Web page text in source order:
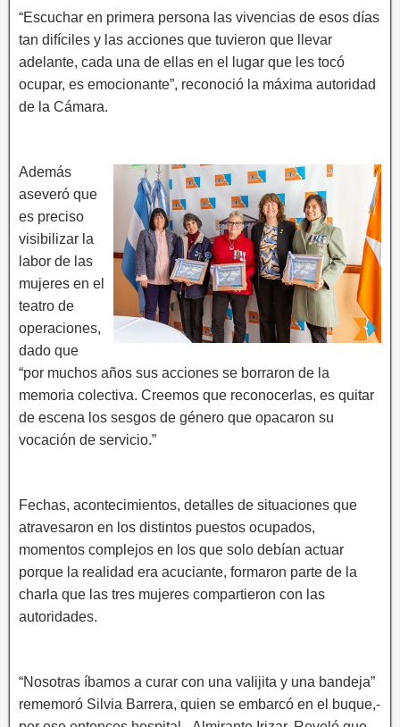
“Escuchar en primera persona las vivencias de esos días
tan difíciles y las acciones que tuvieron que llevar
adelante, cada una de ellas en el lugar que les tocó
ocupar, es emocionante”, reconoció la máxima autoridad
de la Cámara.
Además
aseveró que
es preciso
visibilizar la
labor de las
mujeres en el
teatro de
operaciones,
dado que
“por muchos años sus acciones se borraron de la
memoria colectiva. Creemos que reconocerlas, es quitar
de escena los sesgos de género que opacaron su
vocación de servicio.”
Fechas, acontecimientos, detalles de situaciones que
atravesaron en los distintos puestos ocupados,
momentos complejos en los que solo debían actuar
porque la realidad era acuciante, formaron parte de la
charla que las tres mujeres compartieron con las
autoridades.
“Nosotras íbamos a curar con una valijita y una bandeja”
rememoró Silvia Barrera, quien se embarcó en el buque,-